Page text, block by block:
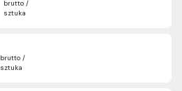
brutto /
sztuka
brutto /
sztuka